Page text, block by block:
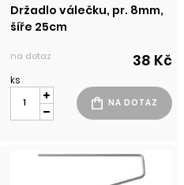
Držadlo válečku, pr. 8mm,
šíře 25cm
na dotaz 38 Kč
ks